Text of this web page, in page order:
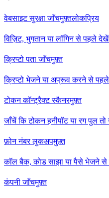
वेबसाइट सुरक्षा जाँचमुफ़्तलोकप्रिय
विज़िट, भुगतान या लॉगिन से पहले
क्रिप्टो पता जाँचमुफ़्त
क्रिप्टो भेजने या अप्रूव करने से
टोकन कॉन्ट्रैक्ट स्कैनरमुफ़्त
जाँचें कि टोकन हनीपॉट या रग पुल तो
फ़ोन नंबर लुकअपमुफ़्त
कॉल बैक, कोड साझा या पैसे भेजने से
कंपनी जाँचमुफ़्त